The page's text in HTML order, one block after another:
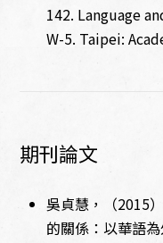
142. Language
W-5. Taipei:
期刊論文
吳貞慧，（2015
的關係：以華語